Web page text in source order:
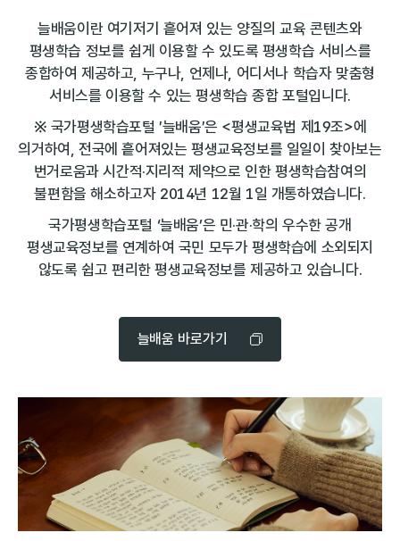
늘배움이란 여기저기 흩어져 있는 양질의 교육 콘텐츠와
평생학습 정보를 쉽게 이용할 수 있도록 평생학습 서비스를
종합하여 제공하고, 누구나, 언제나, 어디서나 학습자 맞춤형
서비스를 이용할 수 있는 평생학습 종합 포털입니다.
※ 국가평생학습포털 ′늘배움′은 <평생교육법 제19조>에
의거하여, 전국에 흩어져있는 평생교육정보를 일일이 찾아보는
번거로움과 시간적·지리적 제약으로 인한평생학습참여의
불편함을 해소하고자 2014년 12월 1일 개통하였습니다.
국가평생학습포털 ‘늘배움’은 민·관·학의 우수한 공개
평생교육정보를 연계하여 국민 모두가 평생학습에 소외되지
않도록 쉽고 편리한 평생교육정보를 제공하고 있습니다.
늘배움 바로가기